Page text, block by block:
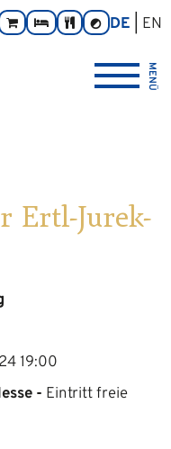
Online-ZimmerTaverneKontrast
umschalten
DE
EN
MENÜ
Ertl-Jurek-
19:00
- Eintritt freie